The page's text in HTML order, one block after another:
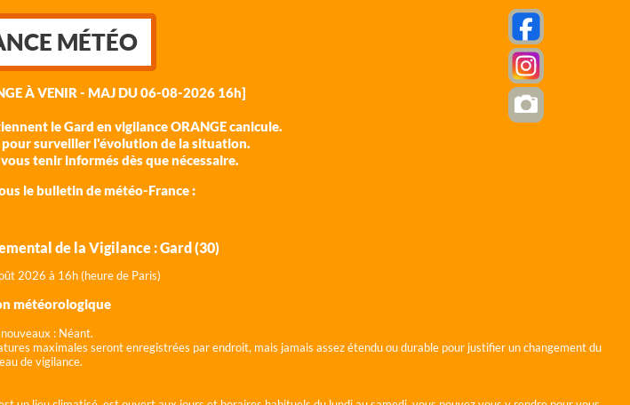
MÉTÉO
À VENIR - MAJ DU 06-08-2026 16h]
le Gard en vigilance ORANGE canicule.
surveiller l'évolution de la situation.
tenir informés dès que nécessaire.
le bulletin de météo-France :
de la Vigilance : Gard (30)
2026 à 16h (heure de Paris)
météorologique
: Néant.
maximales seront enregistrées par endroit, mais jamais assez étendu ou durable pour justifier un changement du
de vigilance.